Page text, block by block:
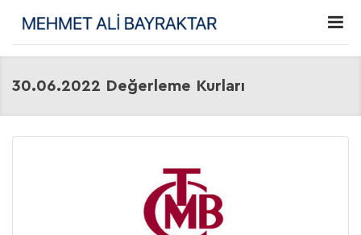
30.06.2022 Değerleme Kurları